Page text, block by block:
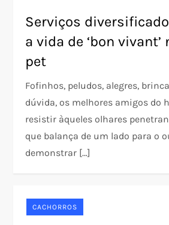
Serviços
a vida de ‘bon
pet
Fofinhos, peludos, alegres,
dúvida, os melhores amigos do
resistir àqueles olhares
que balança de um lado para o
demonstrar […]
CACHORROS